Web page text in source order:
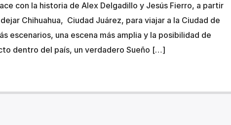
con la historia de Alex Delgadillo y Jesús Fierro, a partir
Chihuahua, Ciudad Juárez, para viajar a la Ciudad de
escenarios, una escena más amplia y la posibilidad de
dentro del país, un verdadero Sueño […]